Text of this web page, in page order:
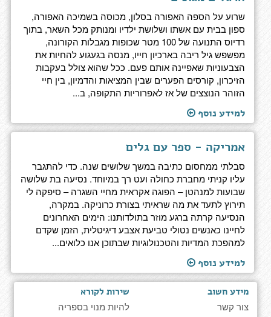
שרוע על הספה האפורה בסלון, מכוסה בשמיכה האפורה,
ספון בבית עם אשתו ושלושת ילדיו ומנותק מכל השאר, בתוך
רדיוס התנועה של 100 מטר שכופות מגבלות הקורונה,
מפשפש גיל ריבה בארכיון חייו, מנסה בגעגוע להחיות את
הצבעוניות שאפיינה אותם פעם. ככל שהוא צולל בעקבות
הזיכרון, קורסים הפערים שבין המציאות והדמיון, בין חיי
הזוהר הנוצצים של אז לאפרוריות התקופה, ב...
למידע נוסף
אמריקה - ספר עם גלים
סבלתי ממחסום כתיבה במשך שלושים שנה. כדי להתגבר
עליו קניתי מחברת כחולה ועט רך במיוחד. נסיעה בת שלושה
שבועות למנהטן – הפוגה אקראית מחיי השגרה – סיפקה לי
תירוץ לתעד את מה שראיתי בצורת כרוניקה. במקרה,
הנסיעה קרתה ברגע מוזר בתולדותנו: הימים האחרונים
לחיינו כאנשים נטולי טביעת אצבע דיגיטלית, הזמן שקדם
למהפכת המדיות והטכנולוגיות שבתוכן אנו כלואים...
למידע נוסף
מידע חשוב
צור קשר
שירות לקורא
להיות מנוי בספריה